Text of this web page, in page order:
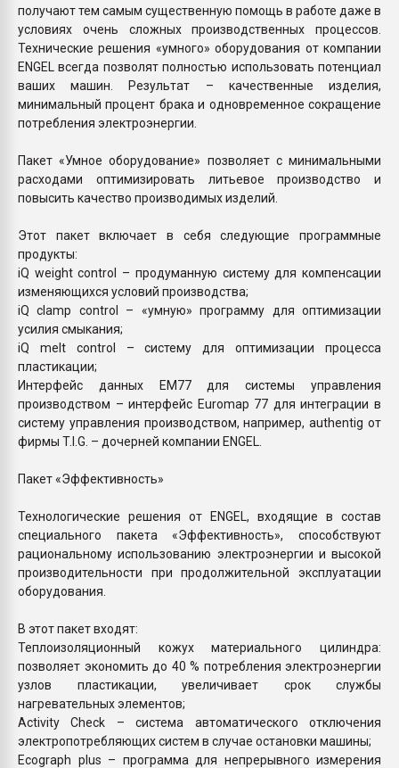
получают тем самым существенную помощь в работе даже в
условиях очень сложных производственных процессов.
Технические решения «умного» оборудования от компании
ENGEL всегда позволят полностью использовать потенциал
ваших машин. Результат – качественные изделия,
минимальный процент брака и одновременное сокращение
потребления электроэнергии.
Пакет «Умное оборудование» позволяет с минимальными
расходами оптимизировать литьевое производство и
повысить качество производимых изделий.
Этот пакет включает в себя следующие программные
продукты:
iQ weight control – продуманную систему для компенсации
изменяющихся условий производства;
iQ clamp control – «умную» программу для оптимизации
усилия смыкания;
iQ melt control – систему для оптимизации процесса
пластикации;
Интерфейс данных EM77 для системы управления
производством – интерфейс Euromap 77 для интеграции в
систему управления производством, например, authentig от
фирмы T.I.G. – дочерней компании ENGEL.
Пакет «Эффективность»
Технологические решения от ENGEL, входящие в состав
специального пакета «Эффективность», способствуют
рациональному использованию электроэнергии и высокой
производительности при продолжительной эксплуатации
оборудования.
В этот пакет входят:
Теплоизоляционный кожух материального цилиндра:
позволяет экономить до 40 % потребления электроэнергии
узлов пластикации, увеличивает срок службы
нагревательных элементов;
Activity Check – система автоматического отключения
электропотребляющих систем в случае остановки машины;
Ecograph plus – программа для непрерывного измерения